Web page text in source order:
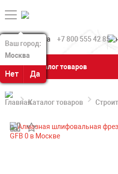
Ваш город:
Москва
Нет Да
Ваш город:
Москва
Нет Да
+7 800 555 42 85
Каталог товаров
Каталог товаров